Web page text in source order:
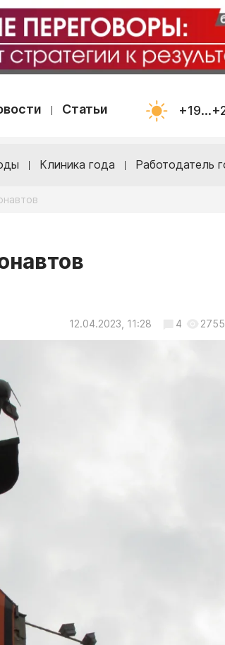
Статьи
Клиника года Работодатель
12.04.2023, 11:28 4 2755